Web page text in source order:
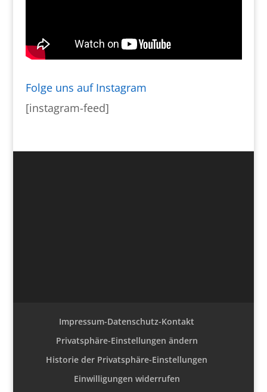
Folge uns auf Instagram
[instagram-feed]
Impressum-Datenschutz-Kontakt
Privatsphäre-Einstellungen ändern
Historie der Privatsphäre-Einstellungen
Einwilligungen widerrufen